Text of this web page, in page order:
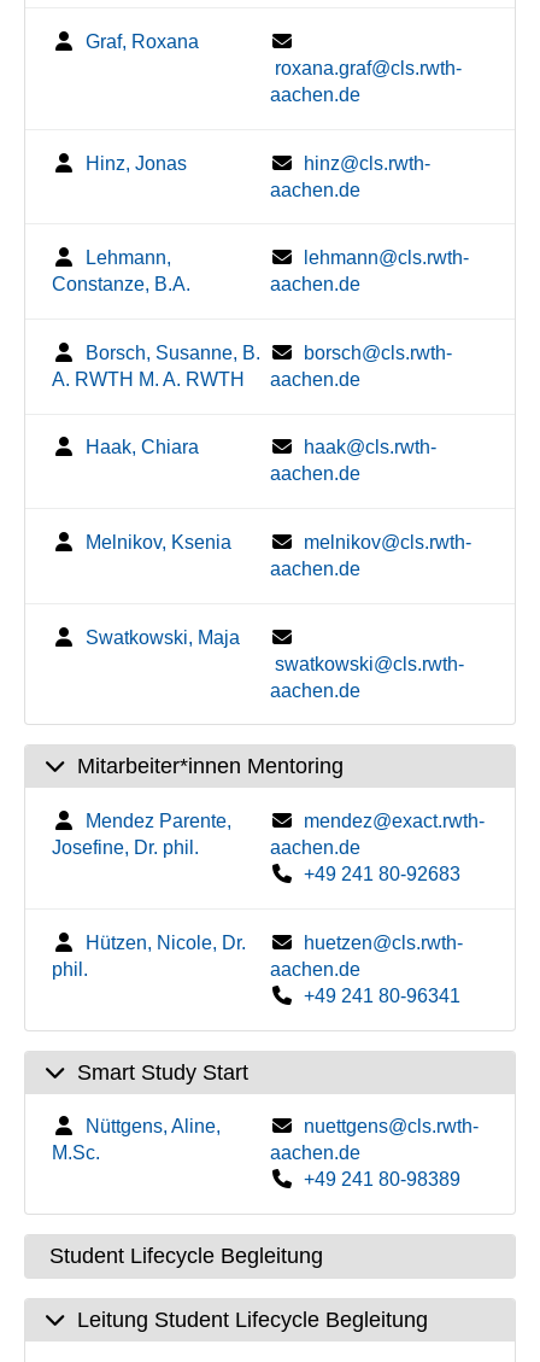
Graf, Roxana
roxana.graf@cls.rwth-
aachen.de
Hinz, Jonas
hinz@cls.rwth-
aachen.de
Lehmann,
Constanze, B.A.
lehmann@cls.rwth-
aachen.de
Borsch, Susanne, B.
A. RWTH M. A. RWTH
borsch@cls.rwth-
aachen.de
Haak, Chiara
haak@cls.rwth-
aachen.de
Melnikov, Ksenia
melnikov@cls.rwth-
aachen.de
Swatkowski, Maja
swatkowski@cls.rwth-
aachen.de
Mitarbeiter*innen Mentoring
Mendez Parente,
Josefine, Dr. phil.
mendez@exact.rwth-
aachen.de
+49 241 80-92683
Hützen, Nicole, Dr.
phil.
huetzen@cls.rwth-
aachen.de
+49 241 80-96341
Smart Study Start
Nüttgens, Aline,
M.Sc.
nuettgens@cls.rwth-
aachen.de
+49 241 80-98389
Student Lifecycle Begleitung
Leitung Student Lifecycle Begleitung